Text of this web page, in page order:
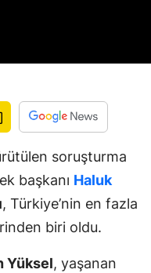
soruşturma
başkanı Haluk
, Türkiye’nin en fazla
biri oldu.
Yüksel, yaşanan